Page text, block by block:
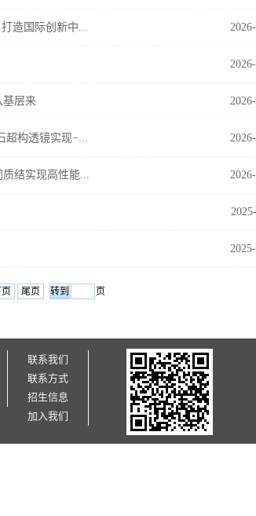
造国际创新中...
基层来
超构透镜实现−...
质结实现高性能...
页 尾页 页
联系我们
联系方式
招生信息
加入我们